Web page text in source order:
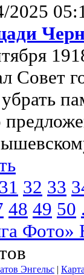
2025
Совет
31 32 33
48 49 50
Фото»
Энгельс |